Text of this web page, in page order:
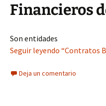
Financieros
Son entidades
Seguir leyendo “Contratos
Deja un comentario